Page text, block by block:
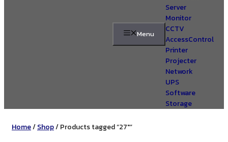
Menu
Server
Monitor
CCTV
AccessControl
Printer
Projecter
Network
UPS
Software
Storage
Home/Shop/ Products tagged “27"”